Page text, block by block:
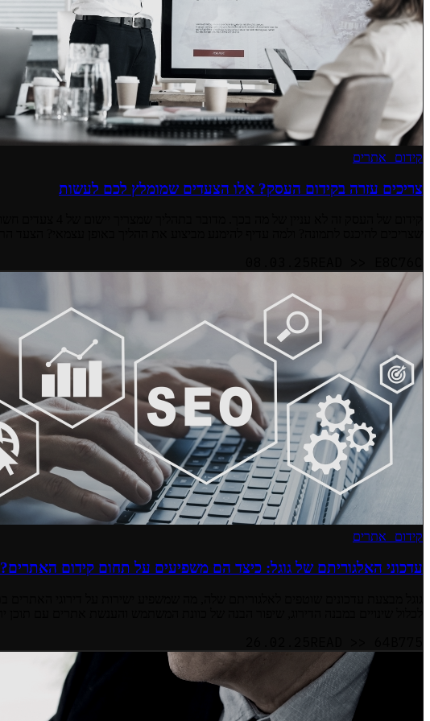
קידום אתרים
צריכים עזרה בקידום העסק? אלו הצעדים שמומלץ לכם לעשות
קידום אתרים
עדכוני האלגוריתם של גוגל: כיצד הם משפיעים על תחום קידום האתרים?